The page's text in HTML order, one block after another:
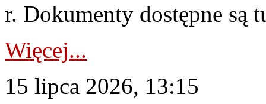
r. Dokumenty dostępne są
Więcej...
15 lipca 2026, 13:15